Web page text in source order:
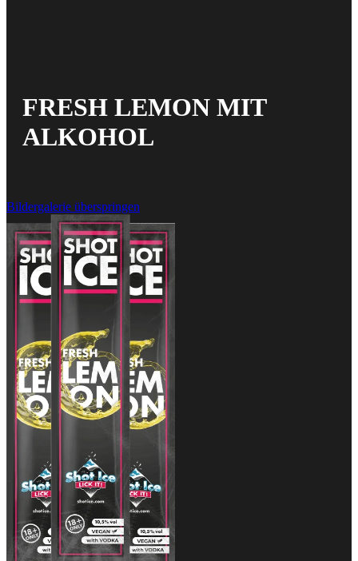
FRESH LEMON MIT
ALKOHOL
Bildergalerie überspringen